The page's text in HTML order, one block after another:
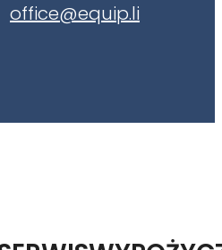
office@equip.li